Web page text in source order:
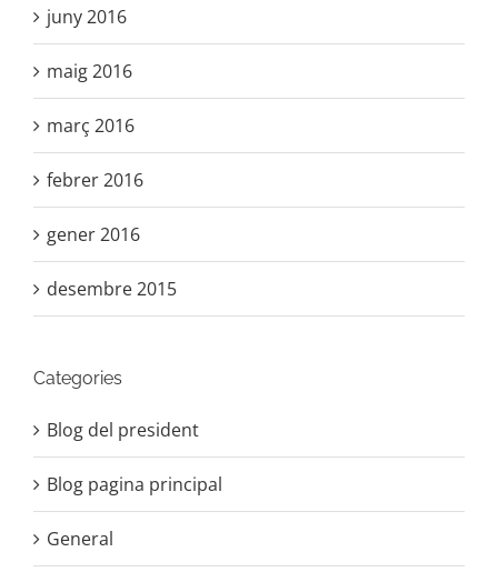
juny 2016
maig 2016
març 2016
febrer 2016
gener 2016
desembre 2015
Categories
Blog del president
Blog pagina principal
General